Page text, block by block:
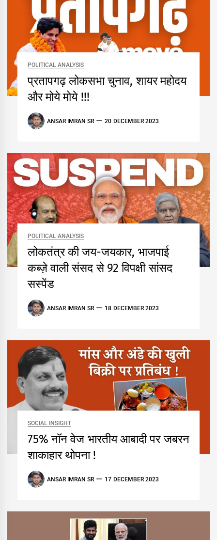
POLITICAL ANALYSIS
प्रतापगढ़ लोकसभा चुनाव, शायर महोदय
और मोये मोये !!!
ANSAR IMRAN SR 20 DECEMBER 2023
POLITICAL ANALYSIS
लोकतंत्र की जय-जयकार, भाजपाई
कब्ज़े वाली संसद से 92 विपक्षी सांसद
सस्पेंड
ANSAR IMRAN SR 18 DECEMBER 2023
SOCIAL INSIGHT
75% नॉन वेज भारतीय आबादी पर जबरन
शाकाहार थोपना !
ANSAR IMRAN SR 17 DECEMBER 2023